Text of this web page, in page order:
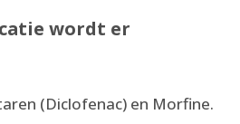
wordt er
(Diclofenac) en Morfine.